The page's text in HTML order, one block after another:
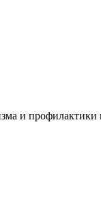
и профилактики